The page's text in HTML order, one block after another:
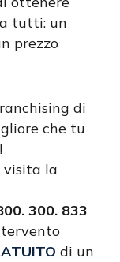
tutti: un
prezzo
di
che tu
visita la
300. 833
di un